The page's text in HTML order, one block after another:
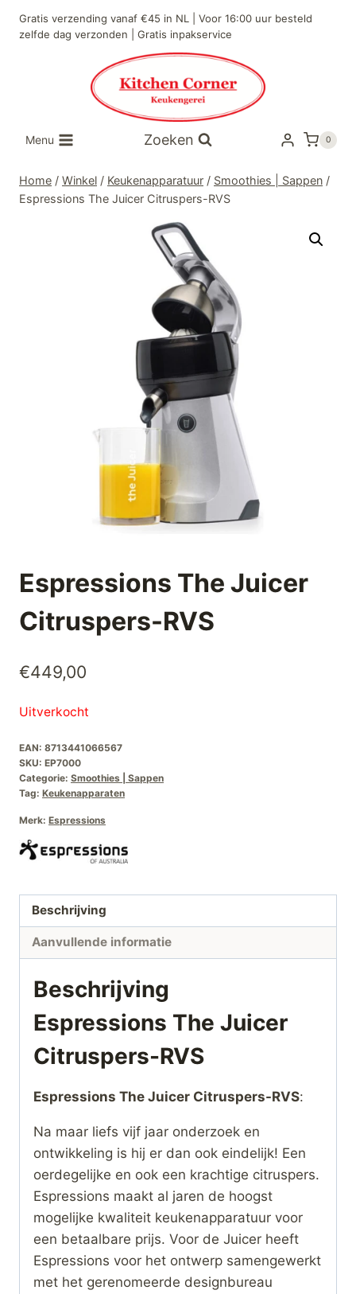
naar
Gratis verzending vanaf €45 in NL | Voor 16:00 uur besteld
zelfde dag verzonden | Gratis inpakservice
Menu Zoeken 0
Home / Winkel / Keukenapparatuur / Smoothies | Sappen /
Espressions The Juicer Citruspers-RVS
Espressions The Juicer
Citruspers-RVS
€449,00
Uitverkocht
EAN: 8713441066567
SKU: EP7000
Categorie: Smoothies | Sappen
Tag: Keukenapparaten
Merk: Espressions
Beschrijving
Aanvullende informatie
Beschrijving
Espressions The Juicer
Citruspers-RVS
Espressions The Juicer Citruspers-RVS:
Na maar liefs vijf jaar onderzoek en
ontwikkeling is hij er dan ook eindelijk! Een
oerdegelijke en ook een krachtige citruspers.
Espressions maakt al jaren de hoogst
mogelijke kwaliteit keukenapparatuur voor
een betaalbare prijs. Voor de Juicer heeft
Espressions voor het ontwerp samengewerkt
met het gerenomeerde designbureau